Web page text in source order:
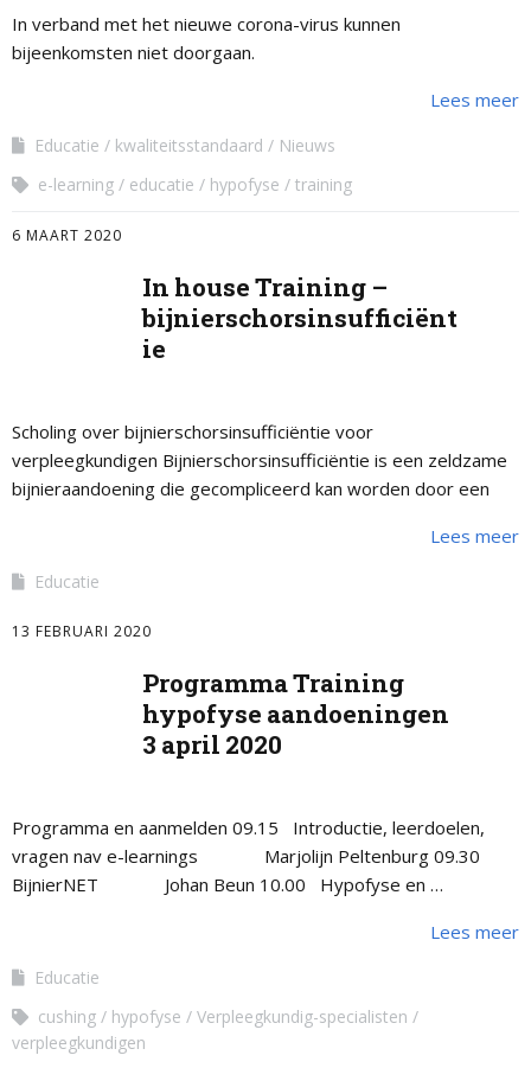
In verband met het nieuwe corona-virus kunnen
bijeenkomsten niet doorgaan.
Lees meer
Educatie kwaliteitsstandaard
Nieuws
e-learning
educatie hypofyse training
6 MAART 2020
In house Training –
bijnierschorsinsufficiënt
ie
Scholing over bijnierschorsinsufficiëntie voor
verpleegkundigen Bijnierschorsinsufficiëntie is een zeldzame
bijnieraandoening die gecompliceerd kan worden door een
Lees meer
Educatie
13 FEBRUARI 2020
Programma Training
hypofyse aandoeningen
3 april 2020
Programma en aanmelden 09.15 Introductie, leerdoelen,
vragen nav e-learnings Marjolijn Peltenburg 09.30
BijnierNET Johan Beun 10.00 Hypofyse en …
Lees meer
Educatie
cushing
hypofyse
Verpleegkundig-specialisten
verpleegkundigen